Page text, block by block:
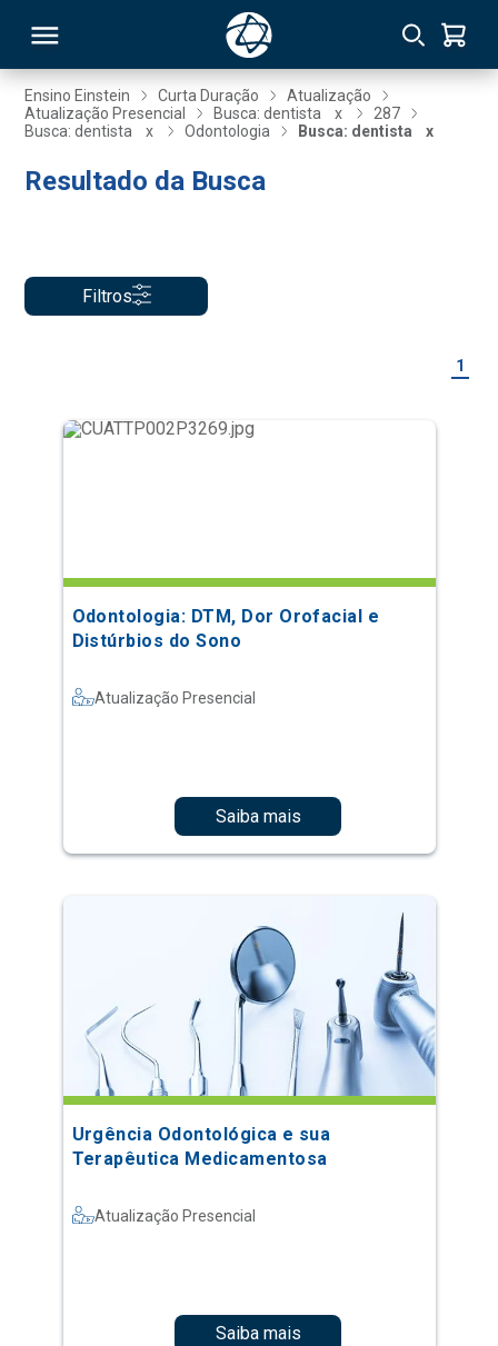
Ensino Einstein Curta Duração
Atualização
Atualização Presencial
Busca: dentista x
287
Busca: dentista
x Odontologia Busca: dentista x
Resultado da Busca
Filtros
1
Odontologia: DTM, Dor Orofacial e
Distúrbios do Sono
Atualização Presencial
Saiba mais
Urgência Odontológica e sua
Terapêutica Medicamentosa
Atualização Presencial
Saiba mais